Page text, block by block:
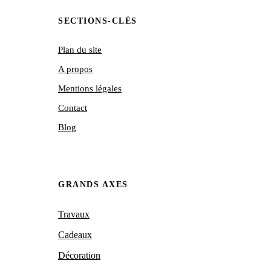
SECTIONS-CLÉS
Plan du site
A propos
Mentions légales
Contact
Blog
GRANDS AXES
Travaux
Cadeaux
Décoration